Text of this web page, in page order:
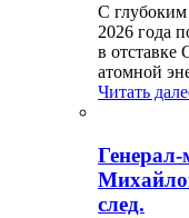
С
2026 года
в отставке
атомной
Читать
след.